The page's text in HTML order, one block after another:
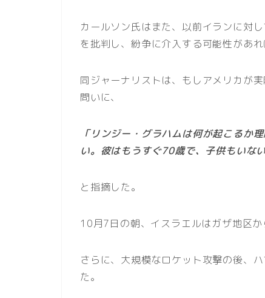
カールソン氏はまた、以前イランに対
を批判し、紛争に介入する可能性があ
同ジャーナリストは、もしアメリカが
問いに、
「リンジー・グラハムは何が起こるか
い。彼はもうすぐ70歳で、子供もいな
と指摘した。
10月7日の朝、イスラエルはガザ地区か
さらに、大規模なロケット攻撃の後、
た。